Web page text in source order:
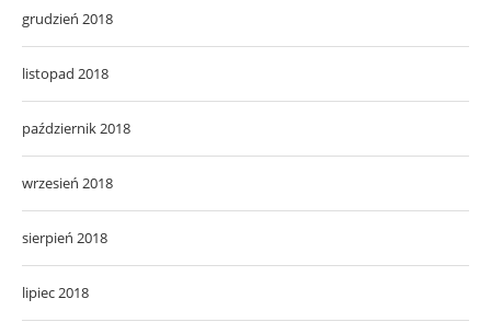
grudzień 2018
listopad 2018
październik 2018
wrzesień 2018
sierpień 2018
lipiec 2018